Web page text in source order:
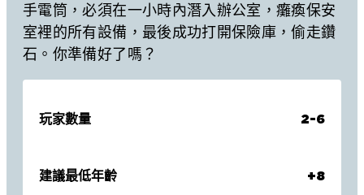
手電筒，必須在一小時內潛入辦公室，癱瘓保安
室裡的所有設備，最後成功打開保險庫，偷走鑽
石。你準備好了嗎？
玩家數量 2-6
建議最低年齡 +8